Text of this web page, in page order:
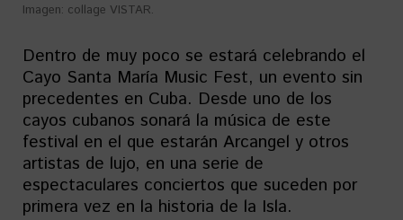
Imagen: collage VISTAR.
Dentro de muy poco se estará celebrando el
Cayo Santa María Music Fest, un evento sin
precedentes en Cuba. Desde uno de los
cayos cubanos sonará la música de este
festival en el que estarán Arcangel y otros
artistas de lujo, en una serie de
espectaculares conciertos que suceden por
primera vez en la historia de la Isla.